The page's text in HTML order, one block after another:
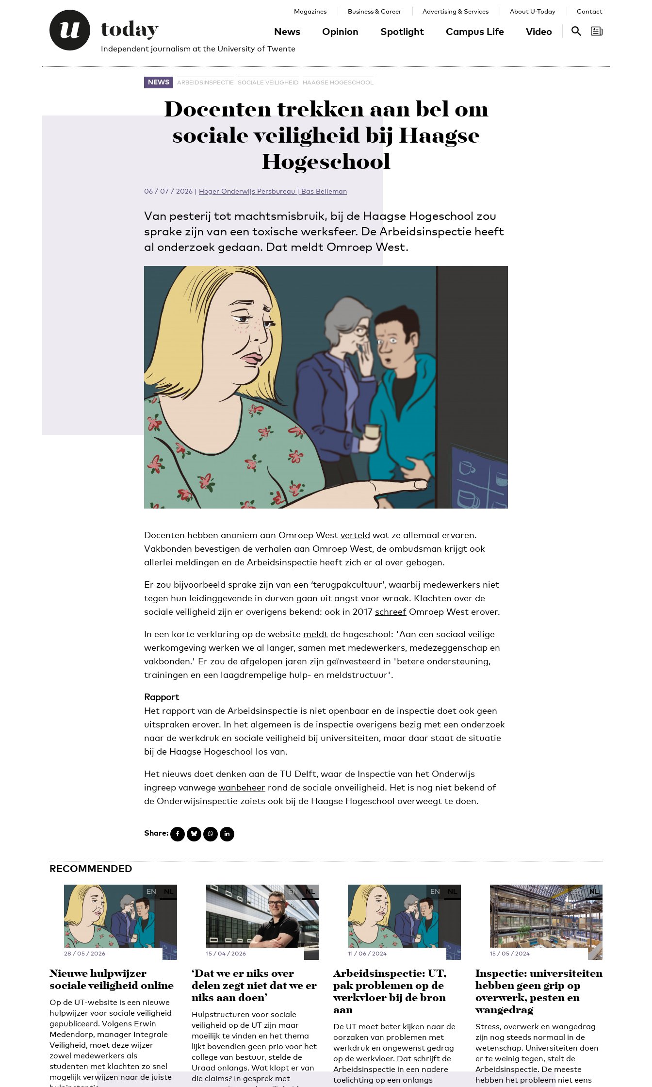
Independent journalism at the University of Twente
News Opinion Spotlight Campus Life Video
Magazines Business & Career Advertising & Services About U-Today Contact
Search
NEWS ARBEIDSINSPECTIE SOCIALE VEILIGHEID HAAGSE HOGESCHOOL
Docenten trekken aan bel om
sociale veiligheid bij Haagse
Hogeschool
06 / 07 / 2026 | Hoger Onderwijs Persbureau | Bas Belleman
Van pesterij tot machtsmisbruik, bij de Haagse Hogeschool zou
sprake zijn van een toxische werksfeer. De Arbeidsinspectie heeft
al onderzoek gedaan. Dat meldt Omroep West.
Docenten hebben anoniem aan Omroep West verteld wat ze allemaal ervaren.
Vakbonden bevestigen de verhalen aan Omroep West, de ombudsman krijgt ook
allerlei meldingen en de Arbeidsinspectie heeft zich er al over gebogen.
Er zou bijvoorbeeld sprake zijn van een ‘terugpakcultuur’, waarbij medewerkers niet
tegen hun leidinggevende in durven gaan uit angst voor wraak. Klachten over de
sociale veiligheid zijn er overigens bekend: ook in 2017 schreef Omroep West erover.
In een korte verklaring op de website meldt de hogeschool: 'Aan een sociaal veilige
werkomgeving werken we al langer, samen met medewerkers, medezeggenschap en
vakbonden.' Er zou de afgelopen jaren zijn geïnvesteerd in 'betere ondersteuning,
trainingen en een laagdrempelige hulp- en meldstructuur'.
Rapport
Het rapport van de Arbeidsinspectie is niet openbaar en de inspectie doet ook geen
uitspraken erover. In het algemeen is de inspectie overigens bezig met een onderzoek
naar de werkdruk en sociale veiligheid bij universiteiten, maar daar staat de situatie
bij de Haagse Hogeschool los van.
Het nieuws doet denken aan de TU Delft, waar de Inspectie van het Onderwijs
ingreep vanwege wanbeheer rond de sociale onveiligheid. Het is nog niet bekend of
de Onderwijsinspectie zoiets ook bij de Haagse Hogeschool overweegt te doen.
Share:
RECOMMENDED
EN NL
28 / 05 / 2026
Nieuwe hulpwijzer
sociale veiligheid online
Op de UT-website is een nieuwe
hulpwijzer voor sociale veiligheid
gepubliceerd. Volgens Erwin
Medendorp, manager Integrale
Veiligheid, moet deze wijzer
zowel medewerkers als
studenten met klachten zo snel
mogelijk verwijzen naar de juiste
EN NL
15 / 04 / 2026
‘Dat we er niks over
delen zegt niet dat we er
niks aan doen’
Hulpstructuren voor sociale
veiligheid op de UT zijn maar
moeilijk te vinden en het thema
lijkt bovendien geen prio voor het
college van bestuur, stelde de
Uraad onlangs. Wat klopt er van
die claims? In gesprek met
EN NL
11 / 06 / 2024
Arbeidsinspectie: UT,
pak problemen op de
werkvloer bij de bron
aan
De UT moet beter kijken naar de
oorzaken van problemen met
werkdruk en ongewenst gedrag
op de werkvloer. Dat schrijft de
Arbeidsinspectie in een nadere
toelichting op een onlangs
EN NL
15 / 05 / 2024
Inspectie: universiteiten
hebben geen grip op
overwerk, pesten en
wangedrag
Stress, overwerk en wangedrag
zijn nog steeds normaal in de
wetenschap. Universiteiten doen
er te weinig tegen, stelt de
Arbeidsinspectie. De meeste
hebben het probleem niet eens